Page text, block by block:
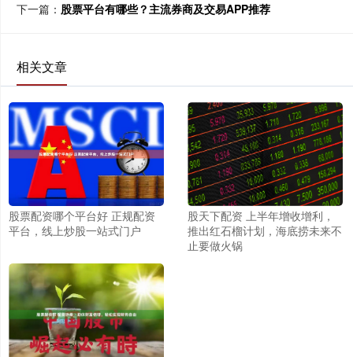
下一篇： 股票平台有哪些？主流券商及交易APP推荐
相关文章
股票配资哪个平台好 正规配资
平台，线上炒股一站式门户
股天下配资 上半年增收增利，
推出红石榴计划，海底捞未来不
止要做火锅